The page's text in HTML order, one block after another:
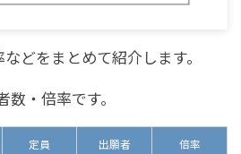
どをまとめて紹介します。
・倍率です。
定員 出願者 倍率